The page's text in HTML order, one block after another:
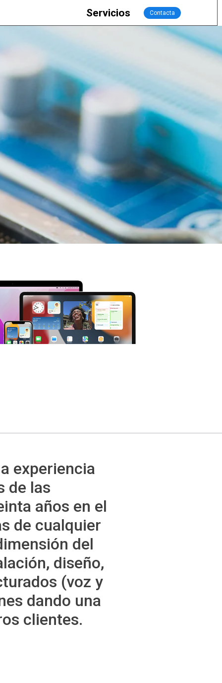
Contacta
experiencia
de las
años en el
de cualquier
del
diseño,
(voz y
dando una
clientes.
Servicios